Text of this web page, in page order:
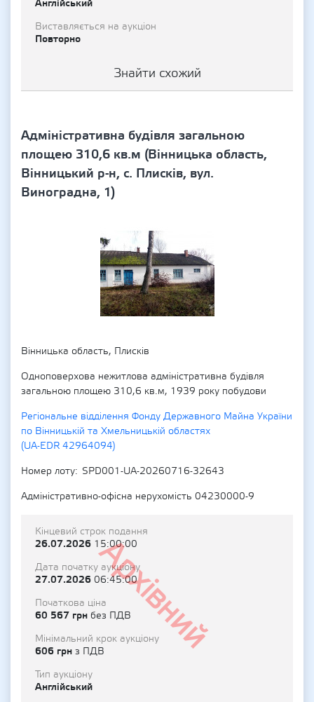
Англійський
Виставляється на аукціон
Повторно
Знайти схожий
Адміністративна будівля загальною
площею 310,6 кв.м (Вінницька область,
Вінницький р-н, с. Плисків, вул.
Виноградна, 1)
Вінницька область, Плисків
Одноповерхова нежитлова адміністративна будівля
загальною площею 310,6 кв.м, 1939 року побудови
Регіональне відділення Фонду Державного Майна України
по Вінницькій та Хмельницькій областях
(UA-EDR 42964094)
Номер лоту
SPD001-UA-20260716-32643
Адміністративно-офісна нерухомість 04230000-9
Архівний
Кінцевий строк подання
26.07.2026 15:00:00
Дата початку аукціону
27.07.2026 06:45:00
Початкова ціна
60 567 грн без ПДВ
Мінімальний крок аукціону
606 грн з ПДВ
Тип аукціону
Англійський